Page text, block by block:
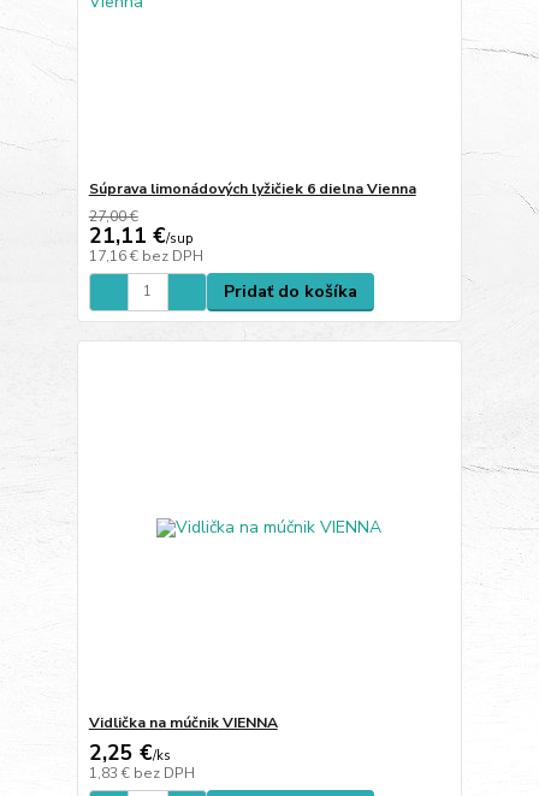
Súprava limonádových lyžičiek 6 dielna Vienna
27,00 €
21,11 €/sup
17,16 € bez DPH
Pridať do košíka
Vidlička na múčnik VIENNA
2,25 €/ks
1,83 € bez DPH